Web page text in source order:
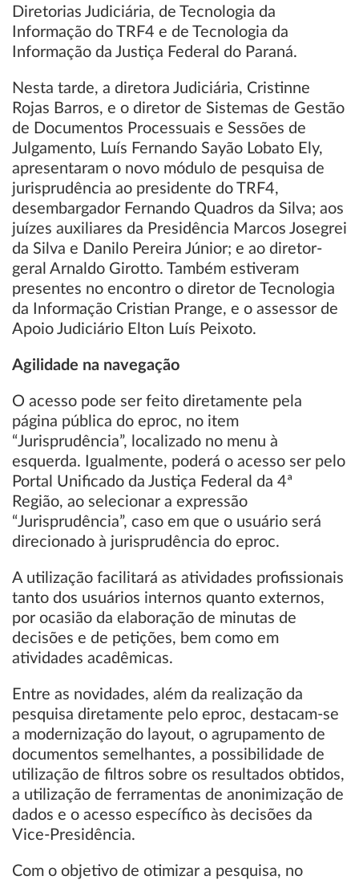
Diretorias Judiciária, de Tecnologia da
Informação do TRF4 e de Tecnologia da
Informação da Justiça Federal do Paraná.
Nesta tarde, a diretora Judiciária, Cristinne
Rojas Barros, e o diretor de Sistemas de Gestão
de Documentos Processuais e Sessões de
Julgamento, Luís Fernando Sayão Lobato Ely,
apresentaram o novo módulo de pesquisa de
jurisprudência ao presidente do TRF4,
desembargador Fernando Quadros da Silva; aos
juízes auxiliares da Presidência Marcos Josegrei
da Silva e Danilo Pereira Júnior; e ao diretor-
geral Arnaldo Girotto. Também estiveram
presentes no encontro o diretor de Tecnologia
da Informação Cristian Prange, e o assessor de
Apoio Judiciário Elton Luís Peixoto.
Agilidade na navegação
O acesso pode ser feito diretamente pela
página pública do eproc, no item
“Jurisprudência”, localizado no menu à
esquerda. Igualmente, poderá o acesso ser pelo
Portal Unificado da Justiça Federal da 4ª
Região, ao selecionar a expressão
“Jurisprudência”, caso em que o usuário será
direcionado à jurisprudência do eproc.
A utilização facilitará as atividades profissionais
tanto dos usuários internos quanto externos,
por ocasião da elaboração de minutas de
decisões e de petições, bem como em
atividades acadêmicas.
Entre as novidades, além da realização da
pesquisa diretamente pelo eproc, destacam-se
a modernização do layout, o agrupamento de
documentos semelhantes, a possibilidade de
utilização de filtros sobre os resultados obtidos,
a utilização de ferramentas de anonimização de
dados e o acesso específico às decisões da
Vice-Presidência.
Com o objetivo de otimizar a pesquisa, no